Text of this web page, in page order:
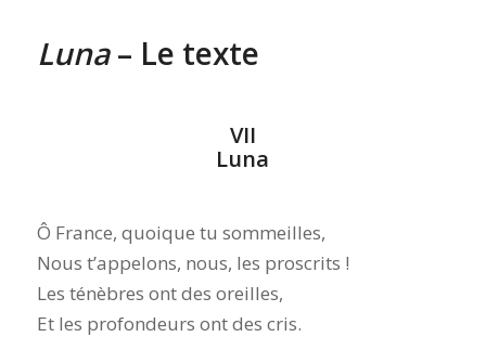
Luna– Le texte
VII
Luna
Ô France, quoique tu sommeilles,
Nous t’appelons, nous, les proscrits !
Les ténèbres ont des oreilles,
Et les profondeurs ont des cris.